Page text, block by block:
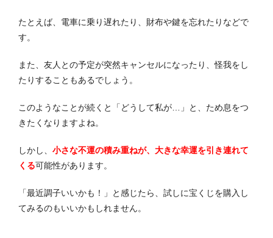
たとえば、電車に乗り遅れたり、財布や鍵を忘れたりなどで
す。
また、友人との予定が突然キャンセルになったり、怪我をし
たりすることもあるでしょう。
このようなことが続くと「どうして私が…」と、ため息をつ
きたくなりますよね。
しかし、 小さな不運の積み重ねが、大きな幸運を引き連れて
くる可能性があります。
「最近調子いいかも！」と感じたら、試しに宝くじを購入し
てみるのもいいかもしれません。